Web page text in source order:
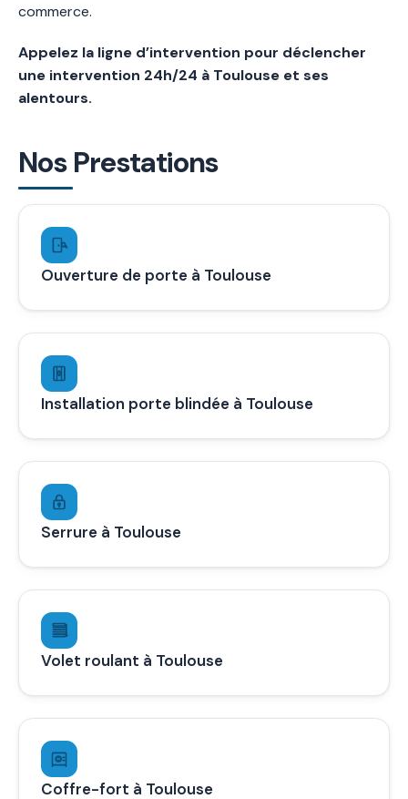
commerce.
Appelez la ligne d’intervention pour déclencher
une intervention 24h/24 à Toulouse et ses
alentours.
Nos Prestations
Ouverture de porte à Toulouse
Installation porte blindée à Toulouse
Serrure à Toulouse
Volet roulant à Toulouse
Coffre-fort à Toulouse